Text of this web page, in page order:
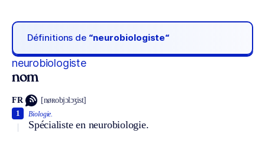
Définitions de “neurobiologiste“
neurobiologiste
nom
FR [nøʀobjɔlɔʒist]
Biologie.
Spécialiste en neurobiologie.
1